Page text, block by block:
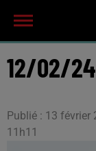
12/02/24
Publié : 13 février
11h11